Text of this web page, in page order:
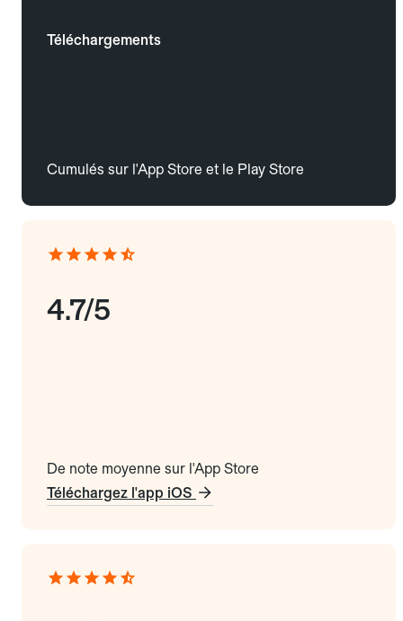
Téléchargements
Cumulés sur l'App Store et le Play Store
4.7/5
De note moyenne sur l'App Store
Téléchargez l'app iOS